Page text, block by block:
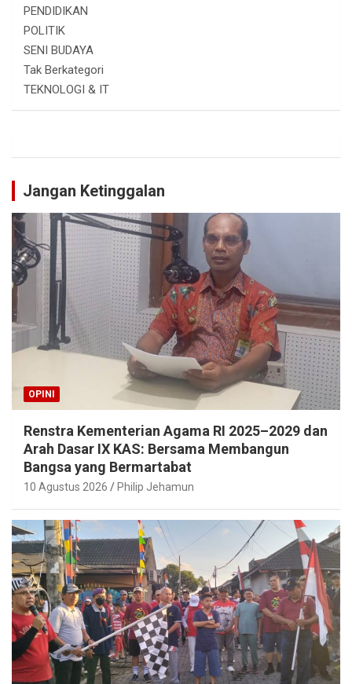
PENDIDIKAN
POLITIK
SENI BUDAYA
Tak Berkategori
TEKNOLOGI & IT
Jangan Ketinggalan
OPINI
Renstra Kementerian Agama RI 2025–2029 dan
Arah Dasar IX KAS: Bersama Membangun
Bangsa yang Bermartabat
10 Agustus 2026 Philip Jehamun